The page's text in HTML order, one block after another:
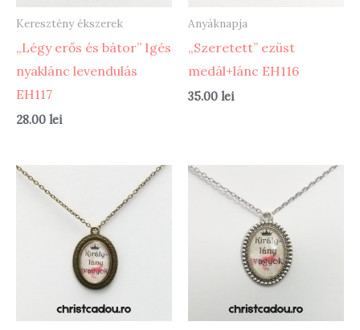
Keresztény ékszerek
„Légy erős és bátor” Igés
nyaklánc levendulás
EH117
28.00 lei
Anyáknapja
„Szeretett” ezüst
medál+lánc EH116
35.00 lei